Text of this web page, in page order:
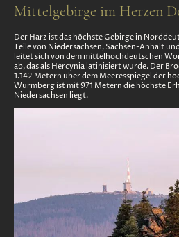
Mittelgebirge im Herzen
Der Harz ist das höchste Gebirge in
Teile von Niedersachsen, Sachsen-Anhalt
leitet sich von dem mittelhochdeutschen
ab, das als Hercynia latinisiert wurde. Der
1.142 Metern über dem Meeresspiegel der
Wurmberg ist mit 971 Metern die höchste
Niedersachsen liegt.